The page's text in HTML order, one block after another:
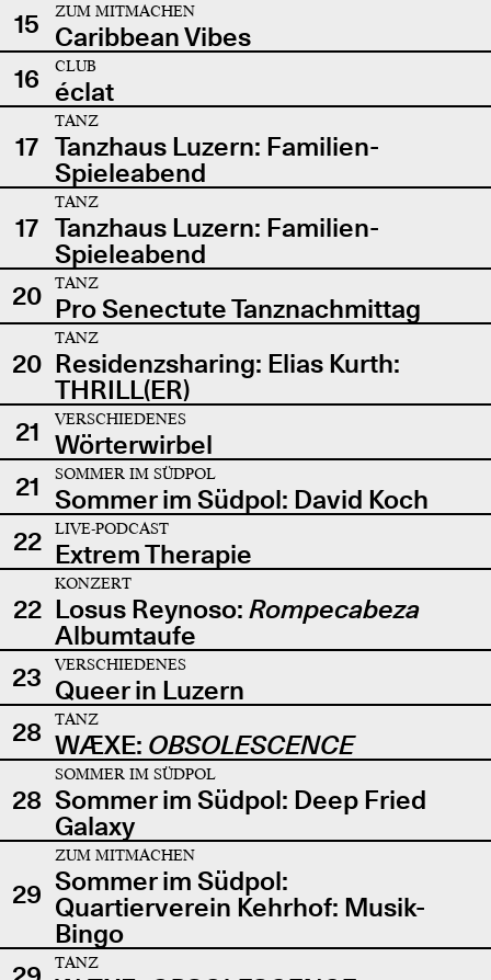
15
ZUM MITMACHEN
Caribbean Vibes
16
CLUB
éclat
17
TANZ
Tanzhaus Luzern: Familien-
Spieleabend
17
TANZ
Tanzhaus Luzern: Familien-
Spieleabend
20
TANZ
Pro Senectute Tanznachmittag
20
TANZ
Residenzsharing: Elias Kurth:
THRILL(ER)
21
VERSCHIEDENES
Wörterwirbel
21
SOMMER IM SÜDPOL
Sommer im Südpol: David Koch
22
LIVE-PODCAST
Extrem Therapie
22
KONZERT
Losus Reynoso: Rompecabeza
Albumtaufe
23
VERSCHIEDENES
Queer in Luzern
28
TANZ
WÆXE: OBSOLESCENCE
28
SOMMER IM SÜDPOL
Sommer im Südpol: Deep Fried
Galaxy
29
ZUM MITMACHEN
Sommer im Südpol:
Quartierverein Kehrhof: Musik-
Bingo
TANZ